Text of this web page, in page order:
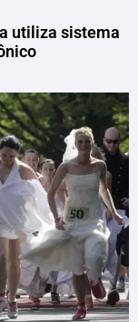
utiliza sistema